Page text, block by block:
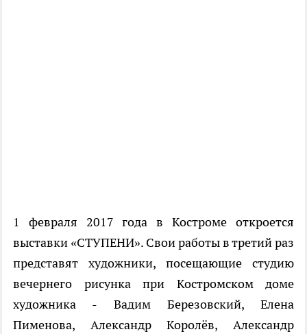
1 февраля 2017 года в Костроме откроется
выставки «СТУПЕНИ». Свои работы в третий раз
представят художники, посещающие студию
вечернего рисунка при Костромском доме
художника - Вадим Березовский, Елена
Пименова, Александр Королёв, Александр